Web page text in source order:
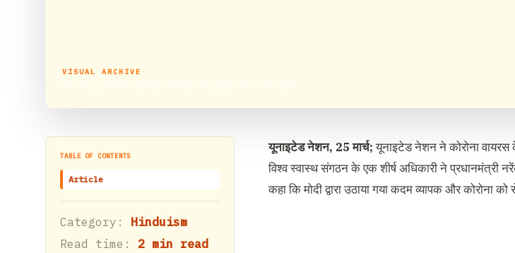
VISUAL ARCHIVE
TABLE OF CONTENTS
Article
Category: Hinduism
Read time: 2 min read
यूनाइटेड नेशन, 25 मार्च;यूनाइटेड नेशन ने कोरोना
विश्व स्‍वास्‍थ संगठन के एक शीर्ष अधिकारी ने प्रधानमंत्री
कहा कि मोदी द्वारा उठाया गया कदम व्‍यापक और कोरोना